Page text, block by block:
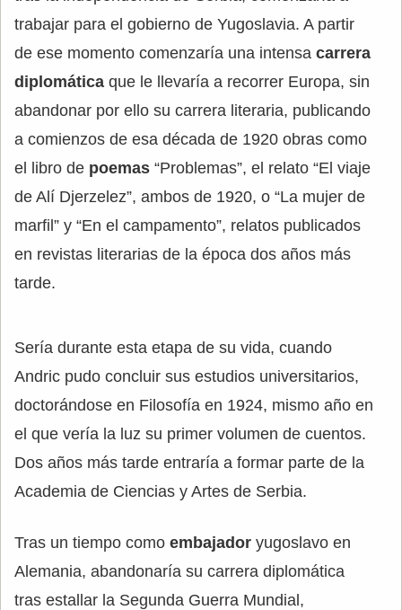
trabajar para el gobierno de Yugoslavia. A partir
de ese momento comenzaría una intensa carrera
diplomática que le llevaría a recorrer Europa, sin
abandonar por ello su carrera literaria, publicando
a comienzos de esa década de 1920 obras como
el libro de poemas “Problemas”, el relato “El viaje
de Alí Djerzelez”, ambos de 1920, o “La mujer de
marfil” y “En el campamento”, relatos publicados
en revistas literarias de la época dos años más
tarde.
Sería durante esta etapa de su vida, cuando
Andric pudo concluir sus estudios universitarios,
doctorándose en Filosofía en 1924, mismo año en
el que vería la luz su primer volumen de cuentos.
Dos años más tarde entraría a formar parte de la
Academia de Ciencias y Artes de Serbia.
Tras un tiempo como embajador yugoslavo en
Alemania, abandonaría su carrera diplomática
tras estallar la Segunda Guerra Mundial,